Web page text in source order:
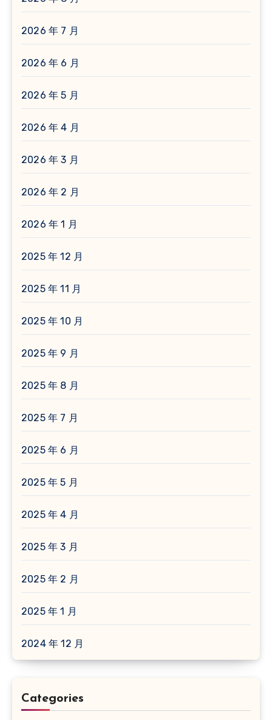
2026 年 7 月
2026 年 6 月
2026 年 5 月
2026 年 4 月
2026 年 3 月
2026 年 2 月
2026 年 1 月
2025 年 12 月
2025 年 11 月
2025 年 10 月
2025 年 9 月
2025 年 8 月
2025 年 7 月
2025 年 6 月
2025 年 5 月
2025 年 4 月
2025 年 3 月
2025 年 2 月
2025 年 1 月
2024 年 12 月
Categories